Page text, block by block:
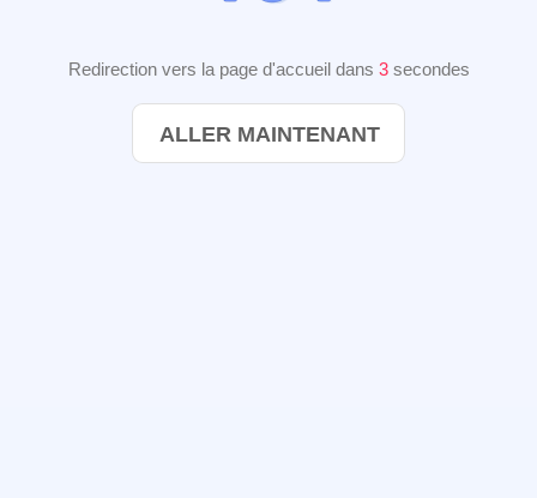
Redirection vers la page d'accueil dans 3secondes
ALLER MAINTENANT